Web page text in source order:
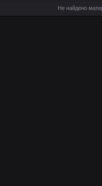
Не найдено